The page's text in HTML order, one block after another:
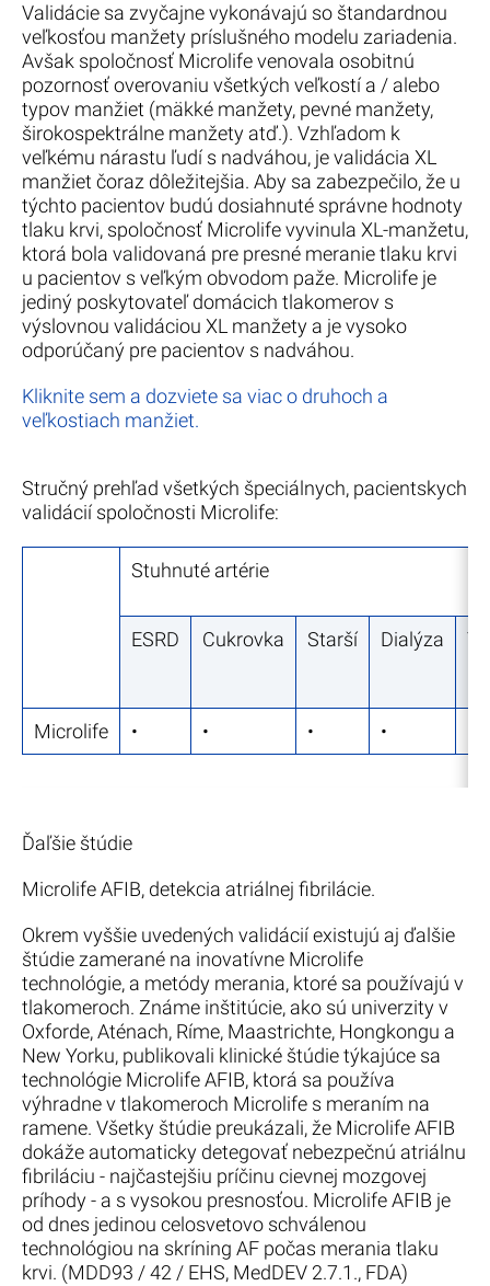
Validácie sa zvyčajne vykonávajú so štandardnou
veľkosťou manžety príslušného modelu zariadenia.
Avšak spoločnosť Microlife venovala osobitnú
pozornosť overovaniu všetkých veľkostí a / alebo
typov manžiet (mäkké manžety, pevné manžety,
širokospektrálne manžety atď.). Vzhľadom k
veľkému nárastu ľudí s nadváhou, je validácia XL
manžiet čoraz dôležitejšia. Aby sa zabezpečilo, že u
týchto pacientov budú dosiahnuté správne hodnoty
tlaku krvi, spoločnosť Microlife vyvinula XL-manžetu,
ktorá bola validovaná pre presné meranie tlaku krvi
u pacientov s veľkým obvodom paže. Microlife je
jediný poskytovateľ domácich tlakomerov s
výslovnou validáciou XL manžety a je vysoko
odporúčaný pre pacientov s nadváhou.
Kliknite sem a dozviete sa viac o druhoch a
veľkostiach manžiet.
Stručný prehľad všetkých špeciálnych, pacientskych
validácií spoločnosti Microlife:
Stuhnuté artérie
ESRD Cukrovka Starší Dialýza
Microlife • • • •
Ďaľšie štúdie
Microlife AFIB, detekcia atriálnej fibrilácie.
Okrem vyššie uvedených validácií existujú aj ďalšie
štúdie zamerané na inovatívne Microlife
technológie, a metódy merania, ktoré sa používajú v
tlakomeroch. Známe inštitúcie, ako sú univerzity v
Oxforde, Aténach, Ríme, Maastrichte, Hongkongu a
New Yorku, publikovali klinické štúdie týkajúce sa
technológie Microlife AFIB, ktorá sa používa
výhradne v tlakomeroch Microlife s meraním na
ramene. Všetky štúdie preukázali, že Microlife AFIB
dokáže automaticky detegovať nebezpečnú atriálnu
fibriláciu - najčastejšiu príčinu cievnej mozgovej
príhody - a s vysokou presnosťou. Microlife AFIB je
od dnes jedinou celosvetovo schválenou
technológiou na skríning AF počas merania tlaku
krvi. (MDD93 / 42 / EHS, MedDEV 2.7.1., FDA)